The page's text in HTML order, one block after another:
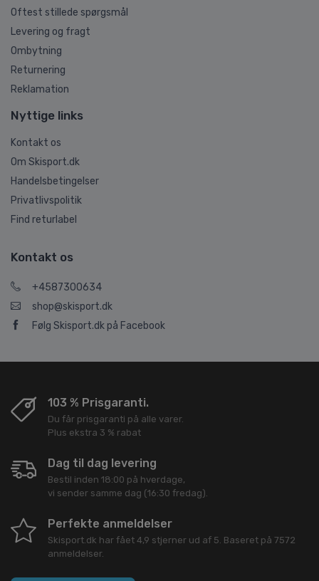
Oftest stillede spørgsmål
Levering og fragt
Ombytning
Returnering
Reklamation
Nyttige links
Kontakt os
Om Skisport.dk
Handelsbetingelser
Privatlivspolitik
Find returlabel
Kontakt os
+4587300634
shop@skisport.dk
Følg Skisport.dk på Facebook
103 % Prisgaranti.
Du får prisgaranti på alle varer.
Plus ekstra 3 % rabat
Dag til dag levering
Bestil inden 18:00 på hverdage,
vi sender samme dag (16:30 fredag).
Perfekte anmeldelser
Skisport.dk har fået 4,9 stjerner ud af 5. Baseret på 7572
anmeldelser.